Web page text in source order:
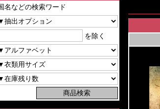
名などの検索ワード
を除く